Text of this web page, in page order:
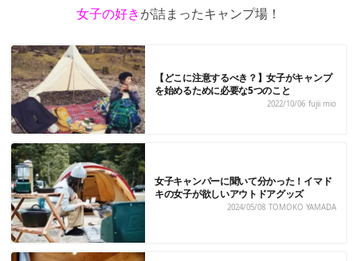
女子の好きが詰まったキャンプ場！
【どこに注意するべき？】女子がキャンプ
を始めるために必要な5つのこと
2022/10/06 fujii mio
女子キャンパーに聞いて分かった！イマド
キの女子が欲しいアウトドアグッズ
2024/05/08 TOMOKO YAMADA